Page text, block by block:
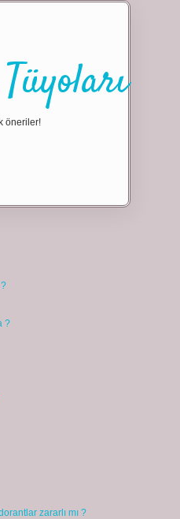
öneriler!
?
zararlı mı ?